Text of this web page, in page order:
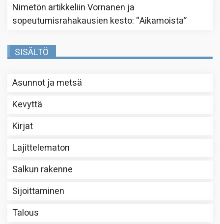
Nimetön artikkeliinVornanen ja
sopeutumisrahakausien kesto: “Aikamoista”
SISÄLTÖ
Asunnot ja metsä
Kevyttä
Kirjat
Lajittelematon
Salkun rakenne
Sijoittaminen
Talous